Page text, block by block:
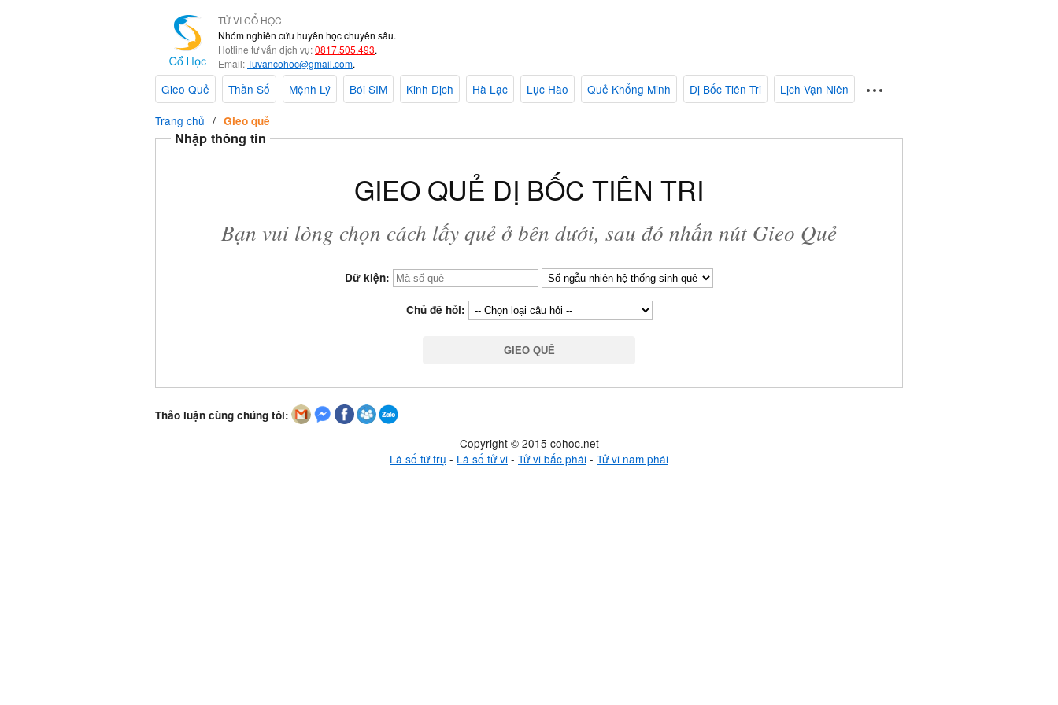
TỬ VI CỔ HỌC
Nhóm nghiên cứu huyền học chuyên sâu.
Hotline tư vấn dịch vụ:0817.505.493.
Email:Tuvancohoc@gmail.com.
Gieo Quẻ Thần Số Mệnh Lý Bói SIM Kinh Dịch Hà Lạc Lục Hào Quẻ Khổng Minh Dị Bốc Tiên Tri
Lịch Vạn Niên
Trang chủ
Gieo quẻ
Nhập thông tin
GIEO QUẺ DỊ BỐC TIÊN TRI
Bạn vui lòng chọn cách lấy quẻ ở bên dưới, sau đó nhấn nút Gieo Quẻ
Dữ kiện:
Chủ đề hỏi:
Thảo luận cùng chúng tôi:
Copyright © 2015 cohoc.net
Lá số tứ trụ - Lá số tử vi - Tử vi bắc phái - Tử vi nam phái